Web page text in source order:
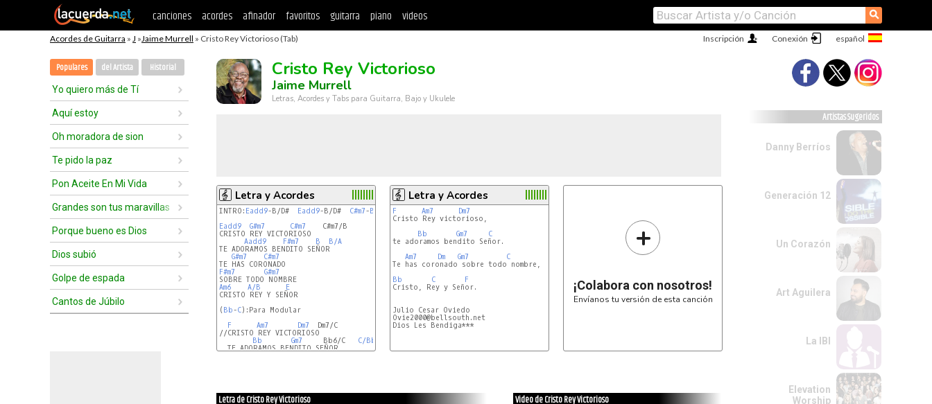
canciones acordes afinador favoritos guitarra piano videos ⚲
Acordes de Guitarra » J »Jaime Murrell » Cristo Rey Victorioso (Tab) Conexión
Inscripción
Populares del Artista Historial
Yo quiero más de Tí
Aquí estoy
Oh moradora de sion
Te pido la paz
Pon Aceite En Mi Vida
Grandes son tus maravillas
Porque bueno es Dios
Dios subió
Golpe de espada
Cantos de Júbilo
Cristo Rey Victorioso
Jaime Murrell
Letras, Acordes y Tabs para Guitarra, Bajo y Ukulele
Letra y Acordes
INTRO: Eadd9-B/D# Eadd9-B/D# C#m7-B Aadd9
A/B
Eadd9
G#m7 C#m7
    C#m7/B
CRISTO REY VICTORIOSO
Aadd9
F#m7 B
B/A
TE ADORAMOS BENDITO SEÑOR
G#m7
C#m7
F#m7
G#m7
Am6
A/B
E
CRISTO REY Y SEÑOR
( Bb-C):Para Modular
F
Am7 Dm7
  Dm7/C
//CRISTO REY VICTORIOSO
Bb
Gm7
     Bb6/C
C/Bb
  TE ADORAMOS BENDITO SEÑOR
Letra y Acordes
F Am7
Dm7
Cristo Rey victorioso,
Bb
Gm7
C
te adoramos bendito Señor.
Am7
Dm Gm7
C
Te has coronado sobre todo nombre,
Bb
C
F
Cristo, Rey y Señor.
Julio Cesar Oviedo
Ovie2000@bellsouth.net
Dios Les Bendiga***
+
¡Colabora con nosotros!
Envíanos tu versión de esta canción
Letra de Cristo Rey Victorioso Video de Cristo Rey Victorioso
Artistas Sugeridos
Danny Berríos
Generación 12
Un Corazón
Art Aguilera
La IBI
Elevation
Worship